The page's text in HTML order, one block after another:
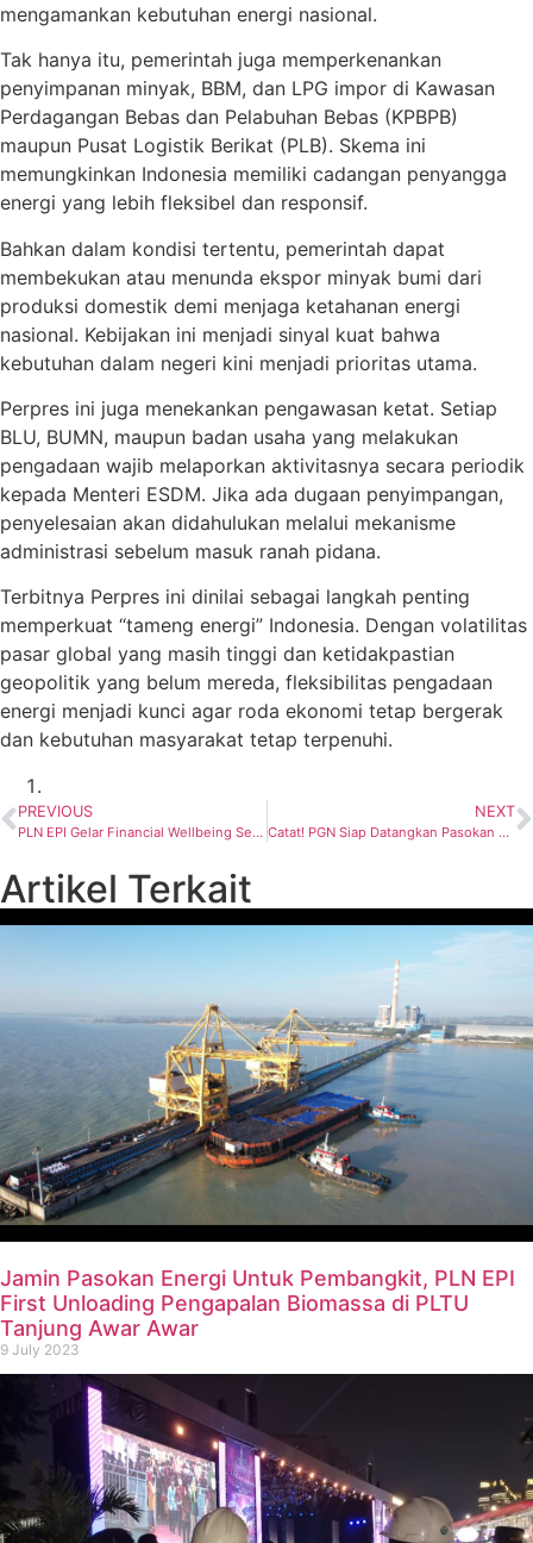
mengamankan kebutuhan energi nasional.
Tak hanya itu, pemerintah juga memperkenankan
penyimpanan minyak, BBM, dan LPG impor di Kawasan
Perdagangan Bebas dan Pelabuhan Bebas (KPBPB)
maupun Pusat Logistik Berikat (PLB). Skema ini
memungkinkan Indonesia memiliki cadangan penyangga
energi yang lebih fleksibel dan responsif.
Bahkan dalam kondisi tertentu, pemerintah dapat
membekukan atau menunda ekspor minyak bumi dari
produksi domestik demi menjaga ketahanan energi
nasional. Kebijakan ini menjadi sinyal kuat bahwa
kebutuhan dalam negeri kini menjadi prioritas utama.
Perpres ini juga menekankan pengawasan ketat. Setiap
BLU, BUMN, maupun badan usaha yang melakukan
pengadaan wajib melaporkan aktivitasnya secara periodik
kepada Menteri ESDM. Jika ada dugaan penyimpangan,
penyelesaian akan didahulukan melalui mekanisme
administrasi sebelum masuk ranah pidana.
Terbitnya Perpres ini dinilai sebagai langkah penting
memperkuat “tameng energi” Indonesia. Dengan volatilitas
pasar global yang masih tinggi dan ketidakpastian
geopolitik yang belum mereda, fleksibilitas pengadaan
energi menjadi kunci agar roda ekonomi tetap bergerak
dan kebutuhan masyarakat tetap terpenuhi.
PREVIOUS
PLN EPI Gelar Financial Wellbeing Series, Perkuat Literasi Keuangan Pegawai
NEXT
Catat! PGN Siap Datangkan Pasokan Gas Bumi dari Lapangan Sengeti, Ubah Stranded Gas Jadi Energi Berkelanjutan
Artikel Terkait
Jamin Pasokan Energi Untuk Pembangkit, PLN EPI
First Unloading Pengapalan Biomassa di PLTU
Tanjung Awar Awar
9 July 2023